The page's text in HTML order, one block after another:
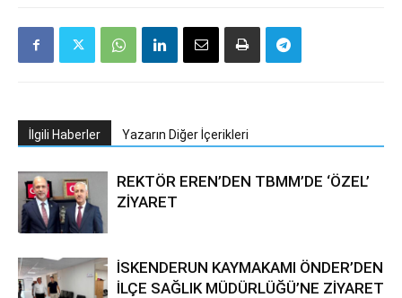
İlgili Haberler Yazarın Diğer İçerikleri
REKTÖR EREN’DEN TBMM’DE ‘ÖZEL’
ZİYARET
İSKENDERUN KAYMAKAMI ÖNDER’DEN
İLÇE SAĞLIK MÜDÜRLÜĞÜ’NE ZİYARET